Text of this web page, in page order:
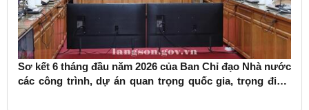
Sơ kết 6 tháng đầu năm 2026 của Ban Chỉ đạo Nhà nước
các công trình, dự án quan trọng quốc gia, trọng điểm